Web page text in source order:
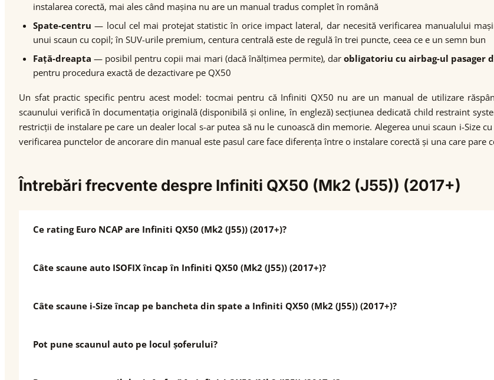
instalarea corectă, mai ales când mașina nu are un manual tradus complet în română
Spate-centru — locul cel mai protejat statistic în orice impact lateral, dar necesită verificarea manualului
unui scaun cu copil; în SUV-urile premium, centura centrală este de regulă în trei puncte, ceea ce e un semn bun
Față-dreapta — posibil pentru copii mai mari (dacă înălțimea permite), dar obligatoriu cu airbag-ul pasager
pentru procedura exactă de dezactivare pe QX50
Un sfat practic specific pentru acest model: tocmai pentru că Infiniti QX50 nu are un manual de utilizare
scaunului verifică în documentația originală (disponibilă și online, în engleză) secțiunea dedicată child restraint
restricții de instalare pe care un dealer local s-ar putea să nu le cunoască din memorie. Alegerea unui scaun i-Size
verificarea punctelor de ancorare din manual este pasul care face diferența între o instalare corectă și una care pare
Întrebări frecvente despre Infiniti QX50 (Mk2 (J55)) (2017+)
Ce rating Euro NCAP are Infiniti QX50 (Mk2 (J55)) (2017+)?
Câte scaune auto ISOFIX încap în Infiniti QX50 (Mk2 (J55)) (2017+)?
Câte scaune i-Size încap pe bancheta din spate a Infiniti QX50 (Mk2 (J55)) (2017+)?
Pot pune scaunul auto pe locul șoferului?